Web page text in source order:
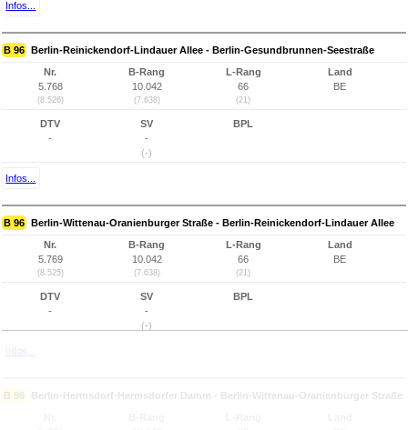
Infos...
B 96 Berlin-Reinickendorf-Lindauer Allee - Berlin-Gesundbrunnen-Seestraße
Nr.
5.768
(8.526)
B-Rang
10.042
(7.638)
L-Rang
66
(21)
Land
BE
DTV
-
SV
-
(-)
BPL
Infos...
B 96 Berlin-Wittenau-Oranienburger Straße - Berlin-Reinickendorf-Lindauer Allee
Nr.
5.769
(8.525)
B-Rang
10.042
(7.638)
L-Rang
66
(21)
Land
BE
DTV
-
SV
-
(-)
BPL
Infos...
B 96 Berlin-Hermsdorf-Hermsdorfer Damm - Berlin-Wittenau-Oranienburger Straße